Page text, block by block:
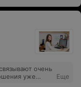
для
нашим
будьте
очень
уже
Еще